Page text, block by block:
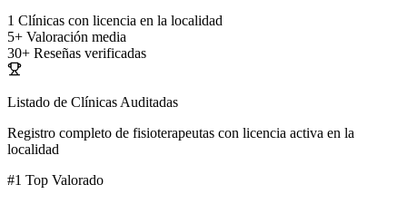
1 Clínicas con licencia en la localidad
5+ Valoración media
30+ Reseñas verificadas
Listado de Clínicas Auditadas
Registro completo de fisioterapeutas con licencia activa en la
localidad
#1 Top Valorado